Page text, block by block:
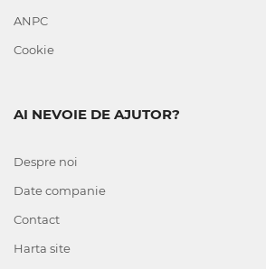
ANPC
Cookie
AI NEVOIE DE AJUTOR?
Despre noi
Date companie
Contact
Harta site